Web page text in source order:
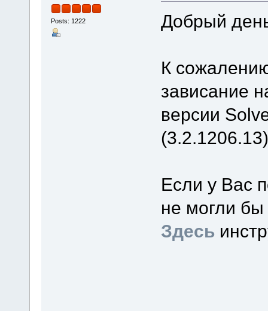
Posts: 1222 Добрый
К
зависание
версии
Если у Вас
не могли
Здесь